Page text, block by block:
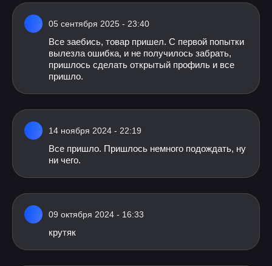
05 сентября 2025 - 23:40
Все заебись, товар пришел. С первой попытки
вылезла ошибка, и не получилось забрать,
пришлось сделать открытый профиль и все
пришло.
14 ноября 2024 - 22:19
Все пришло. Пришлось немного подождать, ну
ни чего.
09 октября 2024 - 16:33
крутяк